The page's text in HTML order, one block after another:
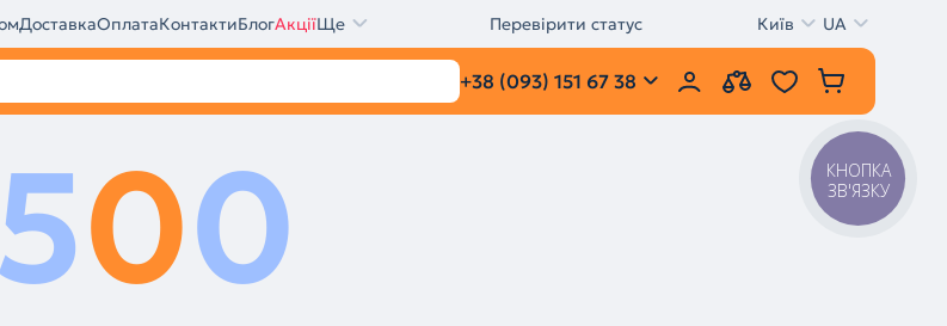
ДоставкаОплатаКонтактиБлогАкціїЩе Перевірити статус Київ UA
+38 (093) 151 67 38
500
КНОПКА
ЗВ'ЯЗКУ